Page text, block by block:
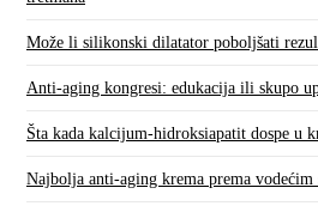
Može li silikonski dilatator poboljšati
Anti-aging kongresi: edukacija ili skupo
Šta kada kalcijum-hidroksiapatit dospe u
Najbolja anti-aging krema prema vodećim